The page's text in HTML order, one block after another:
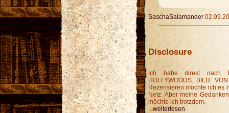
SaschaSalamander
Disclosure
Ich habe direkt nach
HOLLYWOODS BILD
Rezensieren möchte ich es
Netz. Aber meine
möchte ich trotzdem.
...weiterlesen